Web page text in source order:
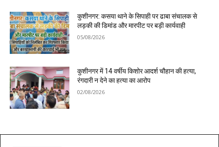
कुशीनगर: कसया थाने के सिपाही पर ढाबा संचालक से
लड़की की डिमांड और मारपीट पर बड़ी कार्यवाही
05/08/2026
कुशीनगर में 14 वर्षीय किशोर आदर्श चौहान की हत्या,
रंगदारी न देने का हत्या का आरोप
02/08/2026